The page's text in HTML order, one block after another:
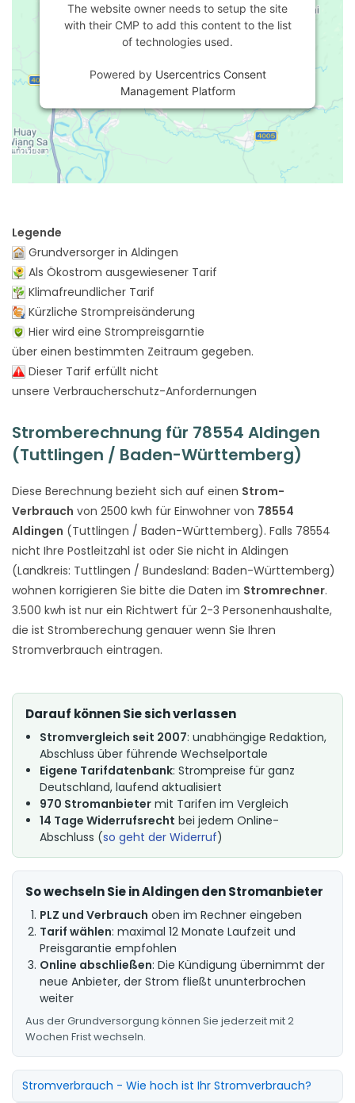
The website owner needs to setup the site
with their CMP to add this content to the list
of technologies used.
Powered by Usercentrics Consent
Management Platform
Legende
Grundversorger in Aldingen
Als Ökostrom ausgewiesener Tarif
Klimafreundlicher Tarif
Kürzliche Strompreisänderung
Hier wird eine Strompreisgarntie
über einen bestimmten Zeitraum gegeben.
Dieser Tarif erfüllt nicht
unsere Verbraucherschutz-Anfordernungen
Stromberechnung für 78554 Aldingen
(Tuttlingen / Baden-Württemberg)
Diese Berechnung bezieht sich auf einen Strom-
Verbrauch von 2500 kwh für Einwohner von 78554
Aldingen (Tuttlingen / Baden-Württemberg). Falls 78554
nicht Ihre Postleitzahl ist oder Sie nicht in Aldingen
(Landkreis: Tuttlingen / Bundesland: Baden-Württemberg)
wohnen korrigieren Sie bitte die Daten im Stromrechner.
3.500 kwh ist nur ein Richtwert für 2-3 Personenhaushalte,
die ist Stromberechung genauer wenn Sie Ihren
Stromverbrauch eintragen.
Darauf können Sie sich verlassen
Stromvergleich seit 2007: unabhängige Redaktion,
Abschluss über führende Wechselportale
Eigene Tarifdatenbank: Strompreise für ganz
Deutschland, laufend aktualisiert
970 Stromanbieter mit Tarifen im Vergleich
14 Tage Widerrufsrecht bei jedem Online-
Abschluss (so geht der Widerruf)
So wechseln Sie in Aldingen den Stromanbieter
PLZ und Verbrauch oben im Rechner eingeben
Tarif wählen: maximal 12 Monate Laufzeit und
Preisgarantie empfohlen
Online abschließen: Die Kündigung übernimmt der
neue Anbieter, der Strom fließt ununterbrochen
weiter
Aus der Grundversorgung können Sie jederzeit mit 2
Wochen Frist wechseln.
Stromverbrauch - Wie hoch ist Ihr Stromverbrauch?